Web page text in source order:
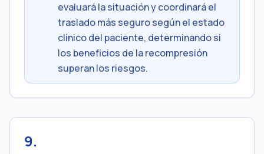
evaluará la situación y coordinará el
traslado más seguro según el estado
clínico del paciente, determinando si
los beneficios de la recompresión
superan los riesgos.
9.